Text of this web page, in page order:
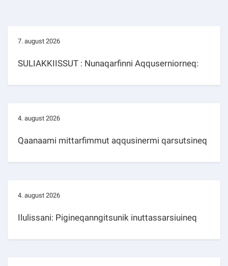
7. august 2026
SULIAKKIISSUT : Nunaqarfinni Aqquserniorneq:
4. august 2026
Qaanaami mittarfimmut aqqusinermi qarsutsineq
4. august 2026
Ilulissani: Pigineqanngitsunik inuttassarsiuineq